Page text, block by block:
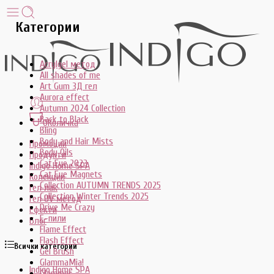
0Количка
Промоции
Продукти
Indigo Home SPA
Колекции
Гел лак
Гел UV метод
Ефекти
Блог
Всички категории
Indigo Home SPA
Категории
Acrylgel метод
All shades of me
Art Gum 3Д гел
Aurora effect
Autumn 2024 Collection
Back to Black
Bling
Body and Hair Mists
Body Oils
Cat Eye 2023
Cat Eye Magnets
Collection AUTUMN TRENDS 2025
Collection Winter Trends 2025
Drive Me Crazy
E-пили
Flame Effect
Flash Effect
Gel Brush
GlammaMia!